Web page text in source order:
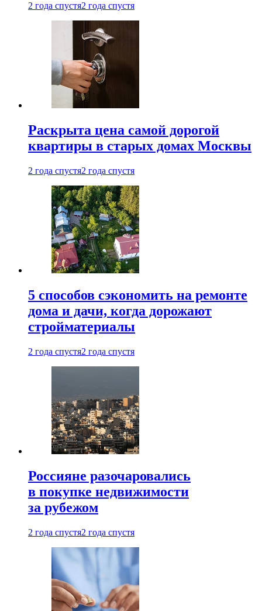
2 года спустя2 года спустя
Раскрыта цена самой дорогой
квартиры в старых домах Москвы
2 года спустя2 года спустя
5 способов сэкономить на ремонте
дома и дачи, когда дорожают
стройматериалы
2 года спустя2 года спустя
Россияне разочаровались
в покупке недвижимости
за рубежом
2 года спустя2 года спустя